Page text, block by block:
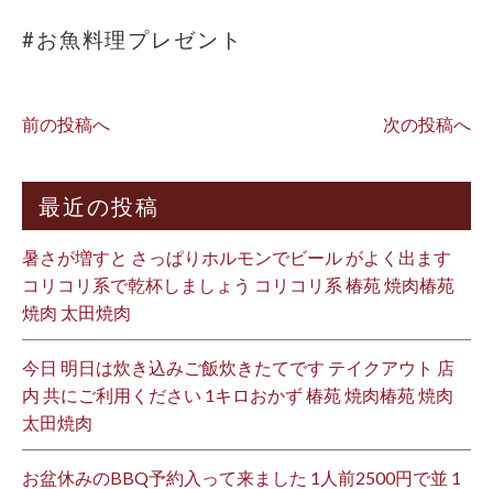
#お魚料理プレゼント
前の投稿へ 次の投稿へ
最近の投稿
暑さが増すと さっぱりホルモンでビール がよく出ます
コリコリ系で乾杯しましょう コリコリ系 椿苑 焼肉椿苑
焼肉 太田焼肉
今日 明日は炊き込みご飯炊きたてです テイクアウト 店
内 共にご利用ください 1キロおかず 椿苑 焼肉椿苑 焼肉
太田焼肉
お盆休みのBBQ予約入って来ました 1人前2500円で並 1